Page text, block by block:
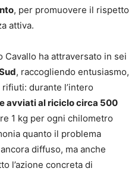
, per promuovere il rispetto
attiva.
ha attraversato in sei
, raccogliendo entusiasmo,
durante l’intero
avviati al riciclo circa 500
1 kg per ogni chilometro
quanto il problema
diffuso, ma anche
l’azione concreta di